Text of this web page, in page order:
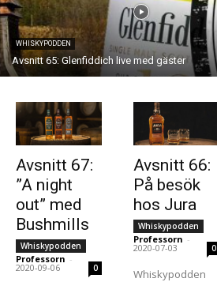
WHISKYPODDEN
Avsnitt 65: Glenfiddich live med gäster
Avsnitt 67:
”A night
out” med
Bushmills
Whiskypodden
Professorn -
2020-09-06 0
Avsnitt 66:
På besök
hos Jura
Whiskypodden
Professorn -
2020-07-03 0
Whiskypodden